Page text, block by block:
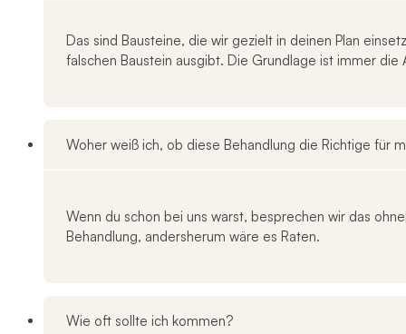
Das sind Bausteine, die wir gezielt in deinen Plan
falschen Baustein ausgibt. Die Grundlage ist immer die
Woher weiß ich, ob diese Behandlung die Richtige für
Wenn du schon bei uns warst, besprechen wir das
Behandlung, andersherum wäre es Raten.
Wie oft sollte ich kommen?